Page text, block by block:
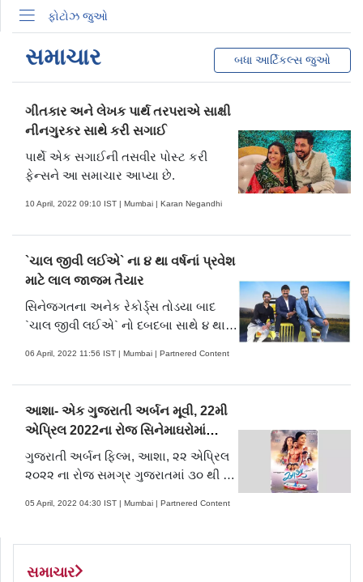
ફોટોઝ જુઓ
સમાચાર બધા આર્ટિકલ્સ જુઓ
ગીતકાર અને લેખક પાર્થ તરપરાએ સાક્ષી
નીનગુરકર સાથે કરી સગાઈ
પાર્થે એક સગાઈની તસવીર પોસ્ટ કરી
ફેન્સને આ સમાચાર આપ્યા છે.
10 April, 2022 09:10 IST | Mumbai | Karan Negandhi
`ચાલ જીવી લઈએ` ના ૪ થા વર્ષનાં પ્રવેશ
માટે લાલ જાજમ તૈયાર
સિનેજગતના અનેક રેકોર્ડ્સ તોડયા બાદ
`ચાલ જીવી લઈએ` નો દબદબા સાથે ૪ થા
06 April, 2022 11:56 IST | Mumbai | Partnered Content
આશા- એક ગુજરાતી અર્બન મૂવી, 22મી
એપ્રિલ 2022ના રોજ સિનેમાઘરોમાં
આવવાની તૈયારીમાં
ગુજરાતી અર્બન ફિલ્મ, આશા, ૨૨ એપ્રિલ
૨૦૨૨ ના રોજ સમગ્ર ગુજરાતમાં ૩૦ થી વધુ
થઈ રહી છે
05 April, 2022 04:30 IST | Mumbai | Partnered Content
સમાચાર